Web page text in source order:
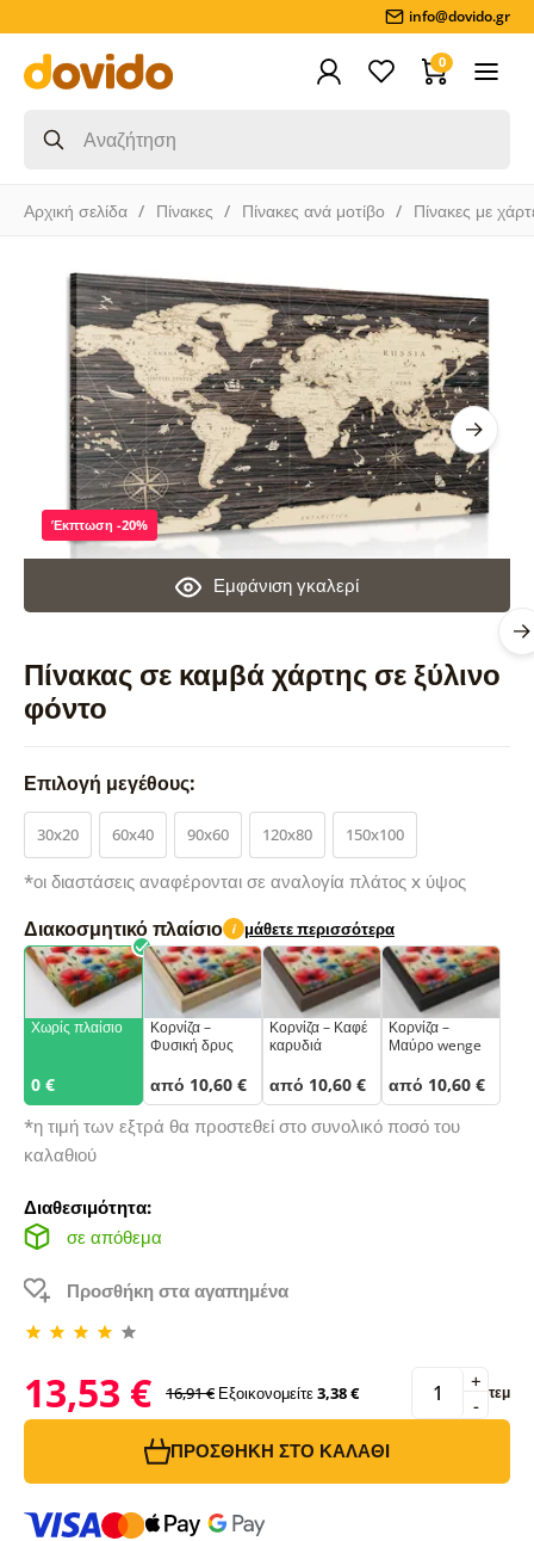
info@dovido.gr
0
Αρχική σελίδα Πίνακες Πίνακες ανά μοτίβο Πίνακες με
Πίνακας σε καμβά χάρτης σε ξύλινο
φόντο
Εμφάνιση γκαλερί
Έκπτωση -20%
Επιλογή μεγέθους:
30x20 60x40 90x60 120x80 150x100
*οι διαστάσεις αναφέρονται σε αναλογία πλάτος x ύψος
Διακοσμητικό πλαίσιο i μάθετε περισσότερα
Χωρίς πλαίσιο
0 €
Κορνίζα –
Φυσική δρυς
από 10,60 €
Κορνίζα – Καφέ
καρυδιά
από 10,60 €
Κορνίζα –
Μαύρο wenge
από 10,60 €
*η τιμή των εξτρά θα προστεθεί στο συνολικό ποσό του
καλαθιού
Διαθεσιμότητα:
σε απόθεμα
Προσθήκη στα αγαπημένα
13,53 € 16,91 € Εξοικονομείτε3,38 € -
+ τεμ
ΠΡΟΣΘΉΚΗ ΣΤΟ ΚΑΛΆΘΙ